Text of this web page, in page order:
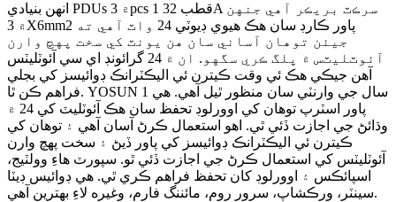
انهن بنيادي PDUs ۾ 3pcs 1 قطب 32A سرڪٽ بريڪر آهي جنهن
۾ 3X6mm2 پاور ڪارڊ سان هڪ هيوي ڊيوٽي 24 واٽ آهي ته
جيئن توهان آساني سان هن يونٽ کي سخت پهچ وارن
آئوٽليٽس ۾ پلگ ڪري سگهو. ان ۾ 24 گرائونڊ اي سي آئوٽليٽس
آهن جيڪي هڪ ئي وقت ڪيترن ئي اليڪٽرانڪ ڊوائيسز کي بجلي
فراهم ڪن ٿا. YOSUN 1 سال جي وارنٽي سان منظور ٿيل آهي. هي
پاور اسٽرپ توهان کي اوورلوڊ تحفظ سان هڪ آئوٽليٽ کي 24 ۾
وڌائڻ جي اجازت ڏئي ٿي. اهو استعمال ڪرڻ آسان آهي ۽ توهان کي
ڪيترن ئي اليڪٽرانڪ ڊوائيسز کي پاور ڏيڻ ۽ سخت پهچ وارن
آئوٽليٽس کي استعمال ڪرڻ جي اجازت ڏئي ٿو. سپورٽ هاءِ وولٽيج،
اسپائڪس ۽ اوورلوڊ کان تحفظ فراهم ڪري ٿي. هي ڊوائيس ڊيٽا
سينٽر، ورڪشاپ، سرور روم، مائننگ فارم، وغيره لاءِ بهترين آهي.